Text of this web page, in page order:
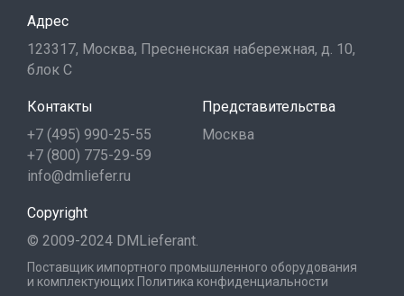
Адрес
123317, Москва, Пресненская набережная, д. 10,
блок С
Контакты
+7 (495) 990-25-55
+7 (800) 775-29-59
info@dmliefer.ru
Представительства
Москва
Copyright
© 2009-2024 DMLieferant.
Поставщик импортного промышленного оборудования
и комплектующих Политика конфиденциальности